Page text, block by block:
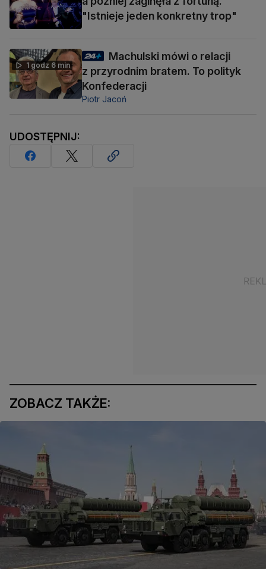
"Istnieje jeden konkretny trop"
1 godz 6 min
Machulski mówi o relacji
z przyrodnim bratem. To polityk
Konfederacji
Piotr Jacoń
UDOSTĘPNIJ:
ZOBACZ TAKŻE: